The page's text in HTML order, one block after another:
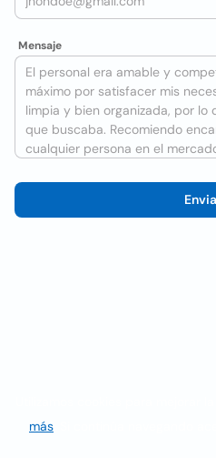
Mensaje
Utilizamos cookies para mejorar
más